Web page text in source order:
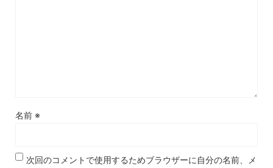
名前 ※
次回のコメントで使用するためブラウザーに自分の名前、メ